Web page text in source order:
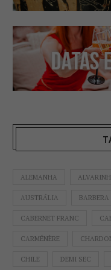
ALEMANHA
AUSTRÁLIA BARBERA
CABERNET FRANC
CARMÉNÈRE
CHILE DEMI SEC